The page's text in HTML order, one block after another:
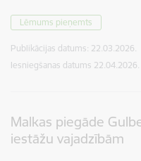
Lēmums pieņemts
Publikācijas datums: 22.03.2026.
Iesniegšanas datums 22.04.2026.
Malkas piegāde
iestāžu vajadzībām